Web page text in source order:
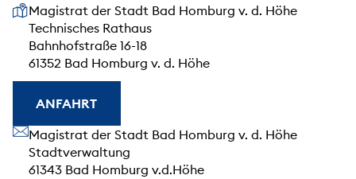
Unsere Anschrift
Magistrat der Stadt Bad Homburg v. d. Höhe
Technisches Rathaus
Bahnhofstraße 16-18
61352 Bad Homburg v. d. Höhe
ANFAHRT
Unsere Anschrift
Magistrat der Stadt Bad Homburg v. d. Höhe
Stadtverwaltung
61343 Bad Homburg v.d.Höhe